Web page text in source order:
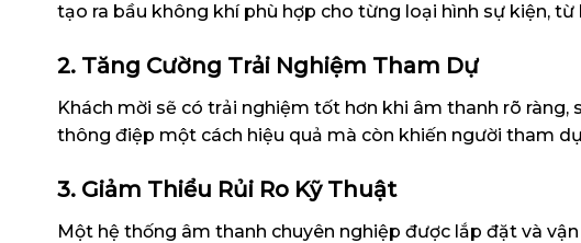
tạo ra bầu không khí phù hợp cho từng loại hình sự kiện, từ
2. Tăng Cường Trải Nghiệm Tham Dự
Khách mời sẽ có trải nghiệm tốt hơn khi âm thanh rõ
thông điệp một cách hiệu quả mà còn khiến người tham
3. Giảm Thiểu Rủi Ro Kỹ Thuật
Một hệ thống âm thanh chuyên nghiệp được lắp đặt và